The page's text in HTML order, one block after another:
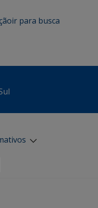
ir para busca